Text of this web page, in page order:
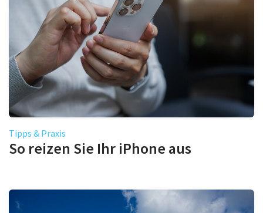
Tipps & Praxis
So reizen Sie Ihr iPhone aus